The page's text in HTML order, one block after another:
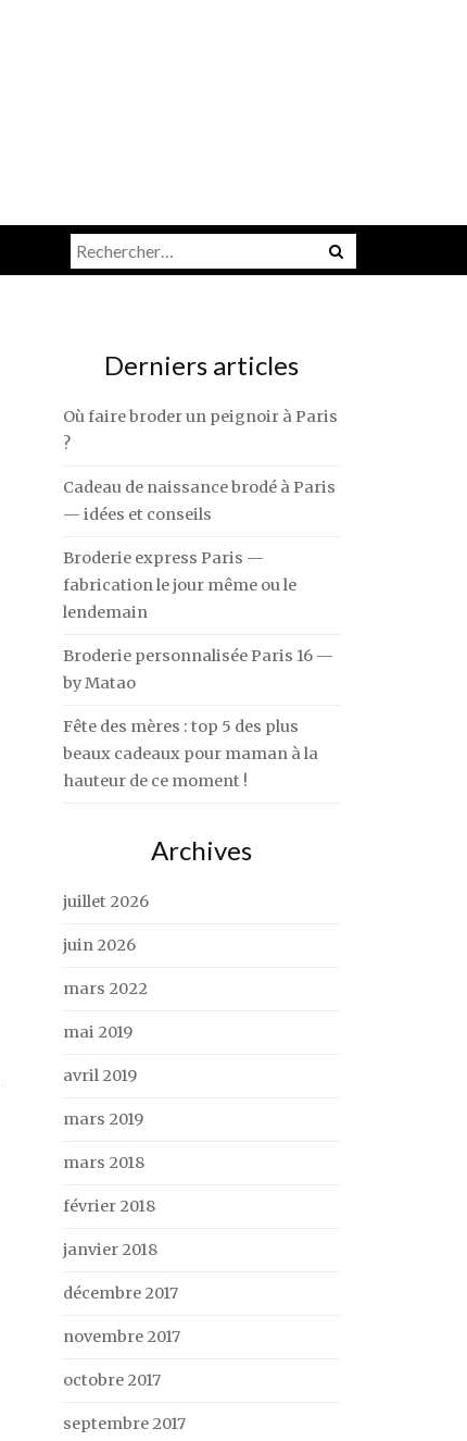
Rechercher :
Derniers articles
Où faire broder un peignoir à Paris
?
Cadeau de naissance brodé à Paris
— idées et conseils
Broderie express Paris —
fabrication le jour même ou le
lendemain
Broderie personnalisée Paris 16 —
by Matao
Fête des mères : top 5 des plus
beaux cadeaux pour maman à la
hauteur de ce moment !
Archives
juillet 2026
juin 2026
mars 2022
mai 2019
avril 2019
mars 2019
mars 2018
février 2018
janvier 2018
décembre 2017
novembre 2017
octobre 2017
septembre 2017